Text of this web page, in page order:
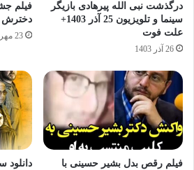
درگذشت نبی‌ الله پیرهادی بازیگر
سینما و تلویزیون 25 آذر 1403+
علت فوت
26 آذر 1403
فیلم
دخترش
23 مهر 1402
فیلم رقص بدل بشیر حسینی با
دانلود